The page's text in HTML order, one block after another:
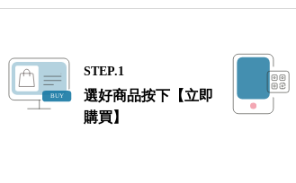
STEP.1
選好商品按下【立即
購買】